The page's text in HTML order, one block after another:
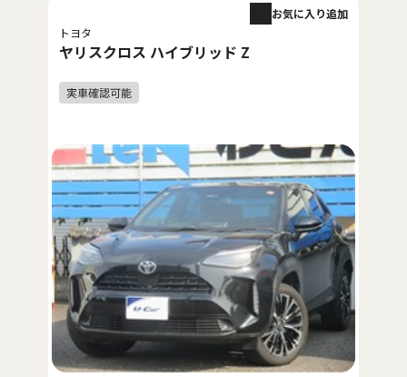
トヨタ
ヤリスクロス ハイブリッド Z
お気に入り追加